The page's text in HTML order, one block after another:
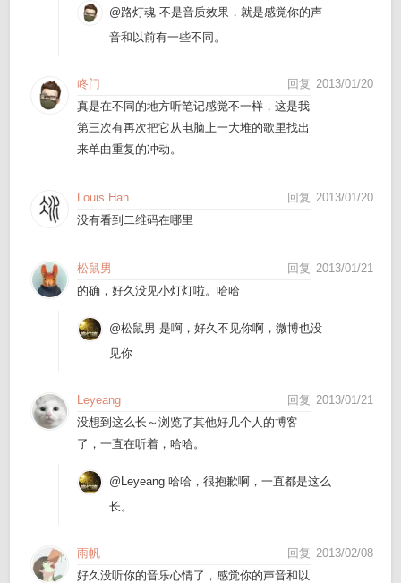
@路灯魂 不是音质效果，就是感觉你的声
音和以前有一些不同。
2013/01/20
咚门
回复
真是在不同的地方听笔记感觉不一样，这是我
第三次有再次把它从电脑上一大堆的歌里找出
来单曲重复的冲动。
2013/01/20
Louis Han
回复
没有看到二维码在哪里
2013/01/21
松鼠男
回复
的确，好久没见小灯灯啦。哈哈
@松鼠男 是啊，好久不见你啊，微博也没
见你
2013/01/21
Leyeang
回复
没想到这么长～浏览了其他好几个人的博客
了，一直在听着，哈哈。
@Leyeang 哈哈，很抱歉啊，一直都是这么
长。
2013/02/08
雨帆
回复
好久没听你的音乐心情了，感觉你的声音和以